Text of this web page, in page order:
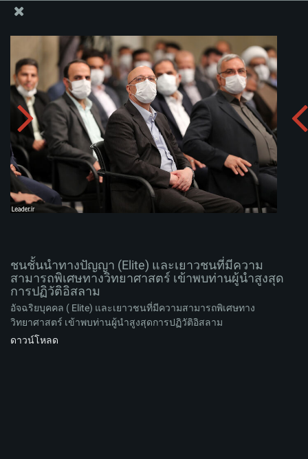
ชนชั้นนำทางปัญญา (Elite) และเยาวชนที่มีความสามารถ
พิเศษทางวิทยาศาสตร์ เข้าพบท่านผู้นำสูงสุดการปฏิวัติ
อิสลาม
อัพโหลดอัลบั่ม:
ชนชั้นนำทางปัญญา (Elite) และเยาวชนที่มีความ
สามารถพิเศษทางวิทยาศาสตร์ เข้าพบท่านผู้นำสูงสุด
การปฏิวัติอิสลาม
อัจฉริยบุคคล ( Elite) และเยาวชนที่มีความสามารถพิเศษทาง
วิทยาศาสตร์ เข้าพบท่านผู้นำสูงสุดการปฏิวัติอิสลาม
ดาวน์โหลด